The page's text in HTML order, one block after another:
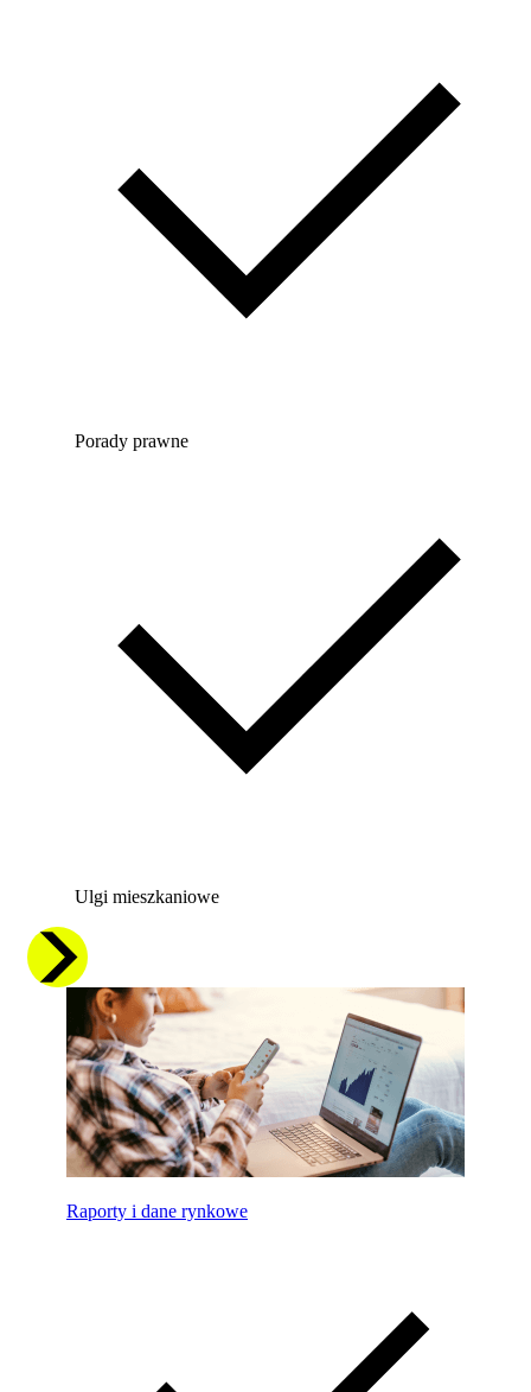
Porady prawne
Ulgi mieszkaniowe
Raporty i dane rynkowe